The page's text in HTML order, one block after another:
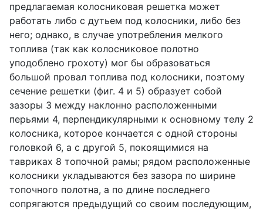
предлагаемая колосниковая решетка может
работать либо с дутьем под колосники, либо без
него; однако, в случае употребления мелкого
топлива (так как колосниковое полотно
уподоблено грохоту) мог бы образоваться
большой провал топлива под колосники, поэтому
сечение решетки (фиг. 4 и 5) образует собой
зазоры 3 между наклонно расположенными
перьями 4, перпендикулярными к основному телу 2
колосника, которое кончается с одной стороны
головкой 6, а с другой 5, покоящимися на
тавриках 8 топочной рамы; рядом расположенные
колосники укладываются без зазора по ширине
топочного полотна, а по длине последнего
сопрягаются предыдущий со своим последующим,